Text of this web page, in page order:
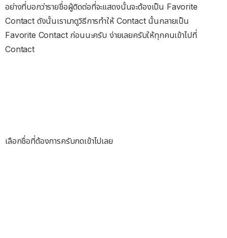
อย่างที่บอกว่ารายชื่อผู้ติดต่อที่จะแสดงนั้นจะต้องเป็น Favorite
Contact ดังนั้นเรามาดูวิธีการทำให้ Contact นั้นกลายเป็น
Favorite Contact ก่อนนะครับ ง่ายเลยครับให้ทุกคนเข้าไปที่
Contact
เลือกชื่อที่ต้องการครับกดเข้าไปเลย